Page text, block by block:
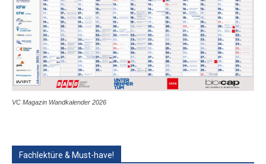
VC Magazin Wandkalender 2026
Fachlektüre & Must-have!